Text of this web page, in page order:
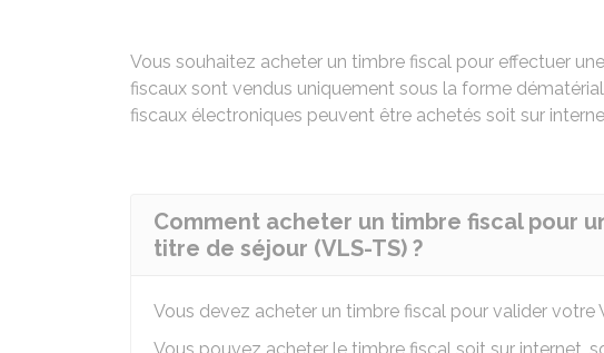
Vous souhaitez acheter un timbre fiscal pour effectuer
fiscaux sont vendus uniquement sous la forme
fiscaux électroniques peuvent être achetés soit sur
Comment acheter un timbre fiscal pour
titre de séjour (VLS-TS) ?
Vous devez acheter un timbre fiscal pour valider votre